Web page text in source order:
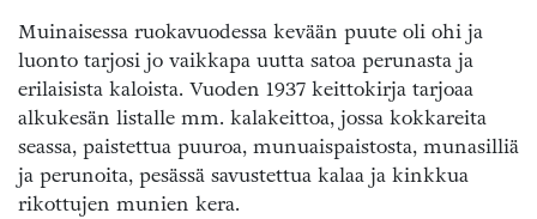
Muinaisessa ruokavuodessa kevään puute oli ohi ja
luonto tarjosi jo vaikkapa uutta satoa perunasta ja
erilaisista kaloista. Vuoden 1937 keittokirja tarjoaa
alkukesän listalle mm. kalakeittoa, jossa kokkareita
seassa, paistettua puuroa, munuaispaistosta, munasilliä
ja perunoita, pesässä savustettua kalaa ja kinkkua
rikottujen munien kera.